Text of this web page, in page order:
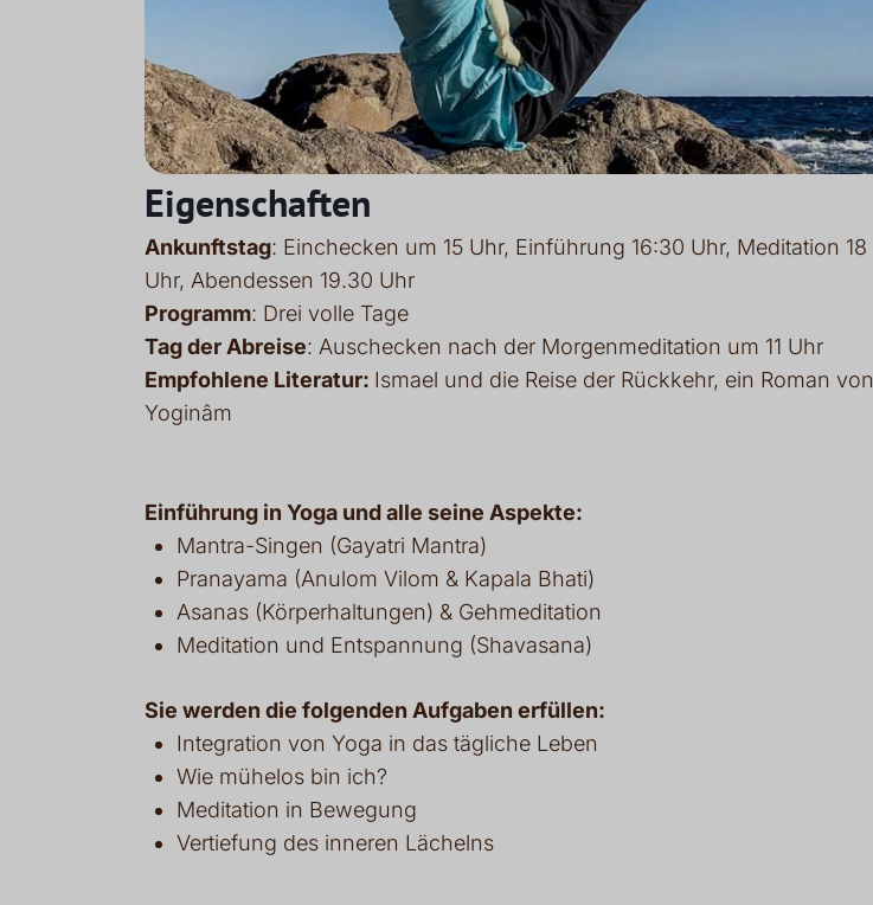
Eigenschaften
Ankunftstag: Einchecken um 15 Uhr, Einführung 16:30 Uhr, Meditation 18
Uhr, Abendessen 19.30 Uhr
Programm: Drei volle Tage
Tag der Abreise: Auschecken nach der Morgenmeditation um 11 Uhr
Empfohlene Literatur: Ismael und die Reise der Rückkehr, ein Roman von
Yoginâm
Einführung in Yoga und alle seine Aspekte:
Mantra-Singen (Gayatri Mantra)
Pranayama (Anulom Vilom & Kapala Bhati)
Asanas (Körperhaltungen) & Gehmeditation
Meditation und Entspannung (Shavasana)
Sie werden die folgenden Aufgaben erfüllen:
Integration von Yoga in das tägliche Leben
Wie mühelos bin ich?
Meditation in Bewegung
Vertiefung des inneren Lächelns